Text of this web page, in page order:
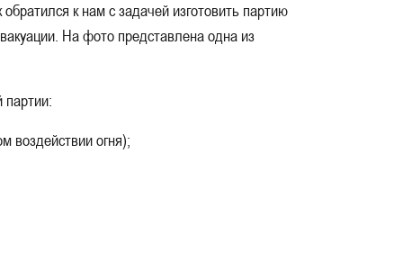
к нам с задачей изготовить партию
На фото представлена одна из
воздействии огня);